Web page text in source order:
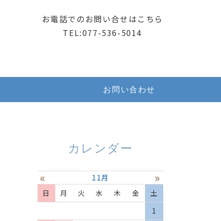
お電話でのお問い合せはこちら
TEL:077-536-5014
お問い合わせ
カレンダー
« 11月 »
日 月 火 水 木 金
土
1